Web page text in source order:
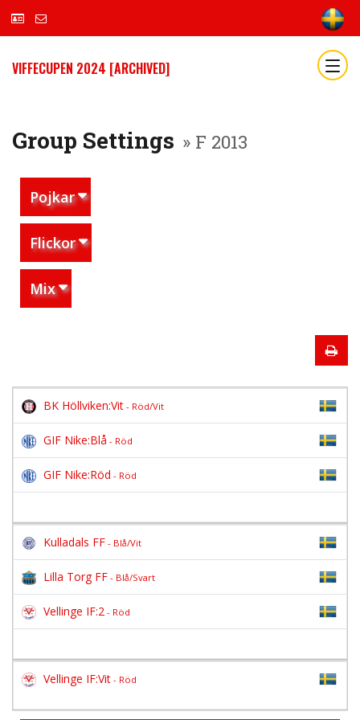
VIFFECUPEN 2024 [ARCHIVED]
Group Settings » F 2013
Pojkar
Flickor
Mix
BK Höllviken:Vit - Röd/Vit
GIF Nike:Blå - Röd
GIF Nike:Röd - Röd
Kulladals FF - Blå/Vit
Lilla Torg FF - Blå/Svart
Vellinge IF:2 - Röd
Vellinge IF:Vit - Röd